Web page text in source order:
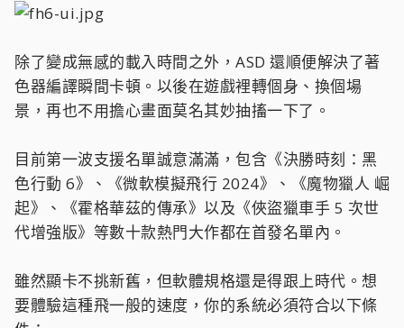
除了變成無感的載入時間之外，ASD 還順便解決了著
色器編譯瞬間卡頓。以後在遊戲裡轉個身、換個場
景，再也不用擔心畫面莫名其妙抽搐一下了。
目前第一波支援名單誠意滿滿，包含《決勝時刻：黑
色行動 6》、《微軟模擬飛行 2024》、《魔物獵人 崛
起》、《霍格華茲的傳承》以及《俠盜獵車手 5 次世
代增強版》等數十款熱門大作都在首發名單內。
雖然顯卡不挑新舊，但軟體規格還是得跟上時代。想
要體驗這種飛一般的速度，你的系統必須符合以下條